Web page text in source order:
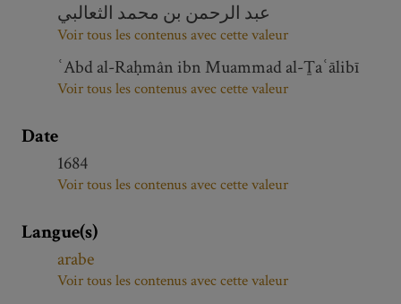
عبد الرحمن بن محمد الثعالبي
Voir tous les contenus avec cette valeur
ʿAbd al-Raḥmân ibn Muammad al-Ṯaʿālibī
Voir tous les contenus avec cette valeur
Date
1684
Voir tous les contenus avec cette valeur
Langue(s)
arabe
Voir tous les contenus avec cette valeur